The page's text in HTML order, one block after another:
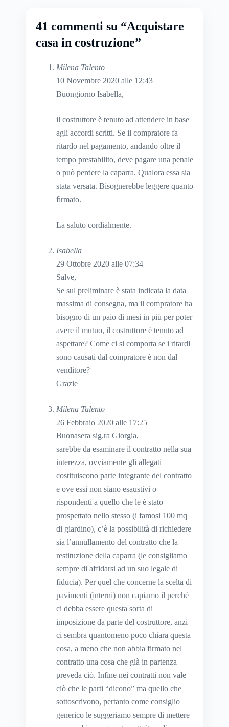
41 commenti su “Acquistare
casa in costruzione”
Milena Talento
10 Novembre 2020 alle 12:43
Buongiorno Isabella,
il costruttore è tenuto ad attendere in base
agli accordi scritti. Se il compratore fa
ritardo nel pagamento, andando oltre il
tempo prestabilito, deve pagare una penale
o può perdere la caparra. Qualora essa sia
stata versata. Bisognerebbe leggere quanto
firmato.
La saluto cordialmente.
Isabella
29 Ottobre 2020 alle 07:34
Salve,
Se sul preliminare è stata indicata la data
massima di consegna, ma il compratore ha
bisogno di un paio di mesi in più per poter
avere il mutuo, il costruttore è tenuto ad
aspettare? Come ci si comporta se i ritardi
sono causati dal compratore è non dal
venditore?
Grazie
Milena Talento
26 Febbraio 2020 alle 17:25
Buonasera sig.ra Giorgia,
sarebbe da esaminare il contratto nella sua
interezza, ovviamente gli allegati
costituiscono parte integrante del contratto
e ove essi non siano esaustivi o
rispondenti a quello che le è stato
prospettato nello stesso (i famosi 100 mq
di giardino), c’è la possibilità di richiedere
sia l’annullamento del contratto che la
restituzione della caparra (le consigliamo
sempre di affidarsi ad un suo legale di
fiducia). Per quel che concerne la scelta di
pavimenti (interni) non capiamo il perchè
ci debba essere questa sorta di
imposizione da parte del costruttore, anzi
ci sembra quantomeno poco chiara questa
cosa, a meno che non abbia firmato nel
contratto una cosa che già in partenza
preveda ciò. Infine nei contratti non vale
ciò che le parti “dicono” ma quello che
sottoscrivono, pertanto come consiglio
generico le suggeriamo sempre di mettere